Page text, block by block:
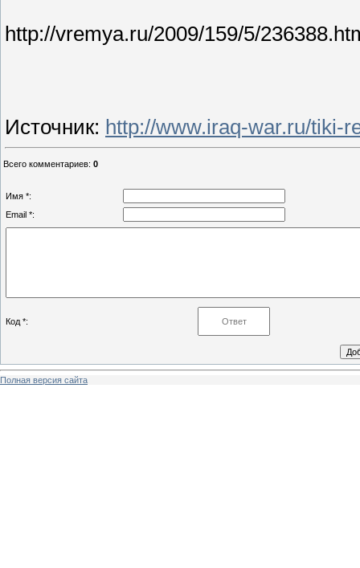
http://vremya.ru/2009/159/5/
Источник: http://www.iraq-war.ru/tiki-
Всего комментариев: 0
Имя *:
Email *:
Код *:
Полная версия сайта